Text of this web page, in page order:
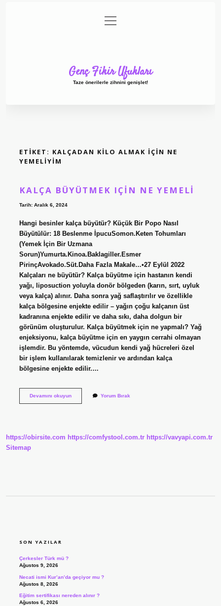
Gizlilik Politikası
menüyü
aç
Genç Fikir Ufukları
Taze önerilerle zihnini genişlet!
ETIKET: KALÇADAN KILO ALMAK IÇIN NE
YEMELIYIM
KALÇA BÜYÜTMEK IÇIN NE YEMELI
Tarih: Aralık 6, 2024
Hangi besinler kalça büyütür? Küçük Bir Popo Nasıl
Büyütülür: 18 Beslenme İpucuSomon.Keten Tohumları
(Yemek İçin Bir Uzmana
Sorun)Yumurta.Kinoa.Baklagiller.Esmer
PirinçAvokado.Süt.Daha Fazla Makale…•27 Eylül 2022
Kalçaları ne büyütür? Kalça büyütme için hastanın kendi
yağı, liposuction yoluyla donör bölgeden (karın, sırt, uyluk
veya kalça) alınır. Daha sonra yağ saflaştırılır ve özellikle
kalça bölgesine enjekte edilir – yağın çoğu kalçanın üst
kadranına enjekte edilir ve daha sıkı, daha dolgun bir
görünüm oluşturulur. Kalça büyütmek için ne yapmalı? Yağ
enjeksiyonu, kalça büyütme için en yaygın cerrahi olmayan
işlemdir. Bu yöntemde, vücudun kendi yağ hücreleri özel
bir işlem kullanılarak temizlenir ve ardından kalça
bölgesine enjekte edilir.…
Devamını okuyunKalça
Yorum Bırak
https://obirsite.com https://comfystool.com.tr https://vavyapi.com.tr
Sitemap
SON YAZILAR
Çerkesler Türk mü ?
Ağustos 9, 2026
Necati ismi Kur’an’da geçiyor mu ?
Ağustos 8, 2026
Eğitim sertifikası nereden alınır ?
Ağustos 6, 2026